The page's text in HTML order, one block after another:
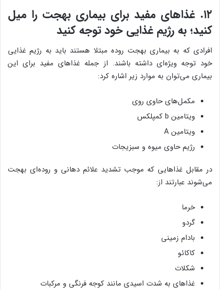
۱۲. غذاهای مفید برای بیماری بهجت را میل
کنید؛ به رژیم غذایی خود توجه کنید
افرادی که به بیماری بهجت روده مبتلا هستند باید به رژیم غذایی
خود توجه ویژه‌ای داشته باشند. از جمله غذاهای مفید برای این
بیماری می‌توان به موارد زیر اشاره کرد:
مکمل‌های حاوی روی
ویتامین b کمپلکس
ویتامین A
رژیم حاوی میوه و سبزیجات
در مقابل غذاهایی که موجب تشدید علائم دهانی و روده‌ای بهجت
می‌شوند عبارتند از:
خرما
گردو
بادام زمینی
کاکائو
شکلات
غذاهای به شدت اسیدی مانند کوجه فرنگی و مرکبات